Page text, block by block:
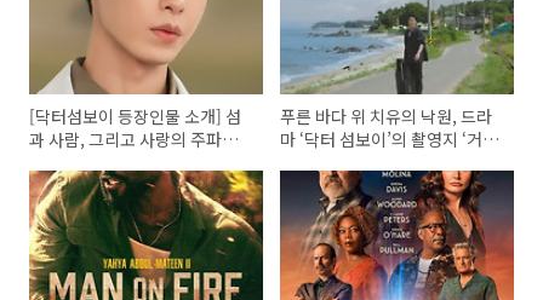
[닥터섬보이 등장인물 소개] 섬
과 사람, 그리고 사랑의 주파수
푸른 바다 위 치유의 낙원, 드라
마 ‘닥터 섬보이’의 촬영지 ‘거제